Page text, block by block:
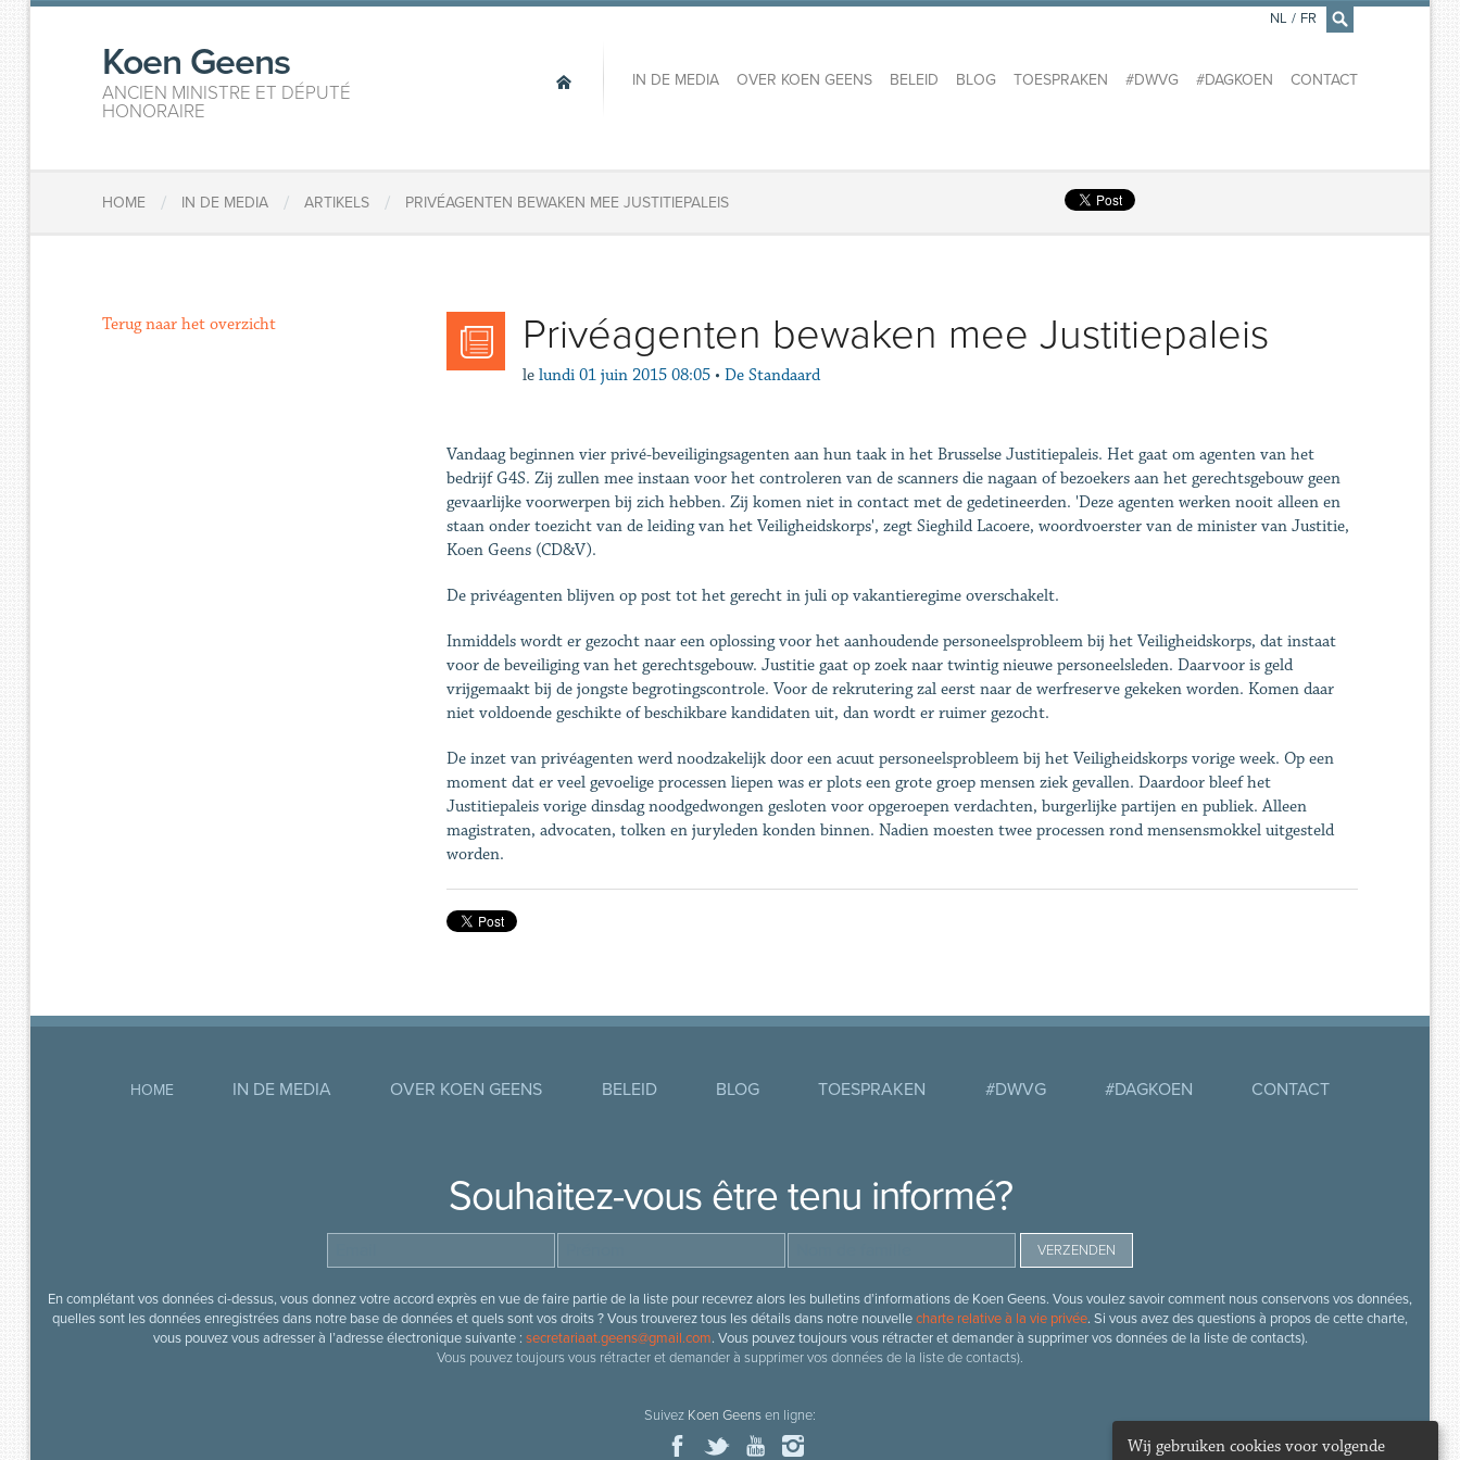
×
Koen Geens
ANCIEN MINISTRE ET DÉPUTÉ
HONORAIRE
IN DE MEDIA OVER KOEN GEENS BELEID BLOG TOESPRAKEN #DWVG #DAGKOEN CONTACT
NL / FR
HOME / IN DE MEDIA / ARTIKELS / PRIVÉAGENTEN BEWAKEN MEE JUSTITIEPALEIS
Privéagenten bewaken mee Justitiepaleis
le lundi 01 juin 2015 08:05 • De Standaard
Vandaag beginnen vier privé-beveiligingsagenten aan hun taak in het Brusselse Justitiepaleis. Het gaat om agenten van het
bedrijf G4S. Zij zullen mee instaan voor het controleren van de scanners die nagaan of bezoekers aan het gerechtsgebouw geen
gevaarlijke voorwerpen bij zich hebben. Zij komen niet in contact met de gedetineerden. 'Deze agenten werken nooit alleen en
staan onder toezicht van de leiding van het Veiligheidskorps', zegt Sieghild Lacoere, woordvoerster van de minister van Justitie,
Koen Geens (CD&V).
De privéagenten blijven op post tot het gerecht in juli op vakantieregime overschakelt.
Inmiddels wordt er gezocht naar een oplossing voor het aanhoudende personeelsprobleem bij het Veiligheidskorps, dat instaat
voor de beveiliging van het gerechtsgebouw. Justitie gaat op zoek naar twintig nieuwe personeelsleden. Daarvoor is geld
vrijgemaakt bij de jongste begrotingscontrole. Voor de rekrutering zal eerst naar de werfreserve gekeken worden. Komen daar
niet voldoende geschikte of beschikbare kandidaten uit, dan wordt er ruimer gezocht.
De inzet van privéagenten werd noodzakelijk door een acuut personeelsprobleem bij het Veiligheidskorps vorige week. Op een
moment dat er veel gevoelige processen liepen was er plots een grote groep mensen ziek gevallen. Daardoor bleef het
Justitiepaleis vorige dinsdag noodgedwongen gesloten voor opgeroepen verdachten, burgerlijke partijen en publiek. Alleen
magistraten, advocaten, tolken en juryleden konden binnen. Nadien moesten twee processen rond mensensmokkel uitgesteld
worden.
Terug naar het overzicht
HOME IN DE MEDIA OVER KOEN GEENS BELEID BLOG TOESPRAKEN #DWVG #DAGKOEN CONTACT
Souhaitez-vous être tenu informé?
En complétant vos données ci-dessus, vous donnez votre accord exprès en vue de faire partie de la liste pour recevrez alors les bulletins d’informations de Koen Geens. Vous voulez savoir comment nous conservons vos données,
quelles sont les données enregistrées dans notre base de données et quels sont vos droits ? Vous trouverez tous les détails dans notre nouvellecharte relative à la vie privée. Si vous avez des questions à propos de cette charte,
vous pouvez vous adresser à l’adresse électronique suivante : secretariaat.geens@gmail.com. Vous pouvez toujours vous rétracter et demander à supprimer vos données de la liste de contacts).
Vous pouvez toujours vous rétracter et demander à supprimer vos données de la liste de contacts).
Suivez Koen Geensen ligne:
Wij gebruiken cookies voor volgende